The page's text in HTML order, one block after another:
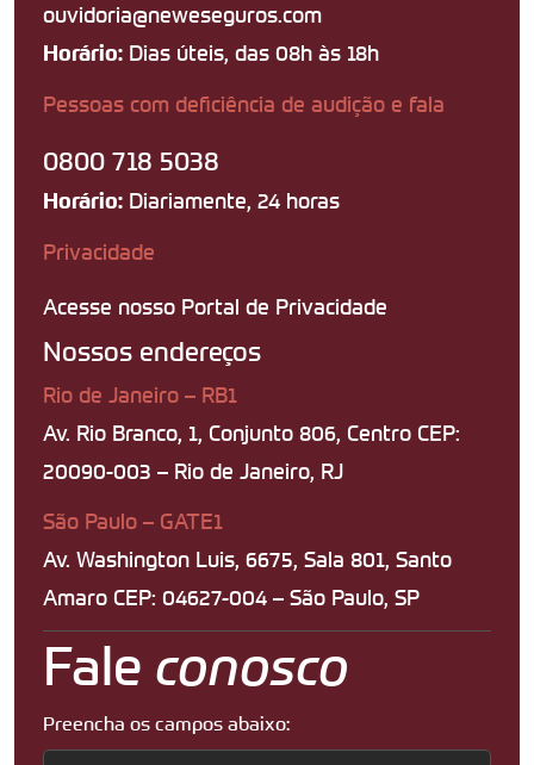
ouvidoria@neweseguros.com
Horário: Dias úteis, das 08h às 18h
Pessoas com deficiência de audição e fala
0800 718 5038
Horário: Diariamente, 24 horas
Privacidade
Acesse nosso Portal de Privacidade
Nossos endereços
Rio de Janeiro – RB1
Av. Rio Branco, 1, Conjunto 806, Centro CEP:
20090-003 – Rio de Janeiro, RJ
São Paulo – GATE1
Av. Washington Luis, 6675, Sala 801, Santo
Amaro CEP: 04627-004 – São Paulo, SP
Fale conosco
Preencha os campos abaixo: